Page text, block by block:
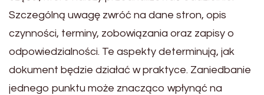
Szczególną uwagę zwróć na dane stron, opis
czynności, terminy, zobowiązania oraz zapisy o
odpowiedzialności. Te aspekty determinują, jak
dokument będzie działać w praktyce. Zaniedbanie
jednego punktu może znacząco wpłynąć na